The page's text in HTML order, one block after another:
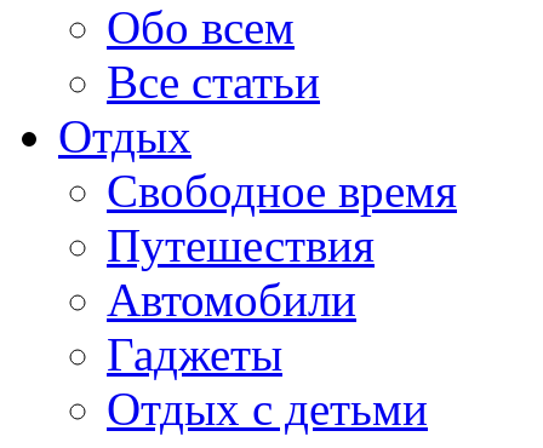
Обо всем
Все статьи
Отдых
Свободное время
Путешествия
Автомобили
Гаджеты
Отдых с детьми